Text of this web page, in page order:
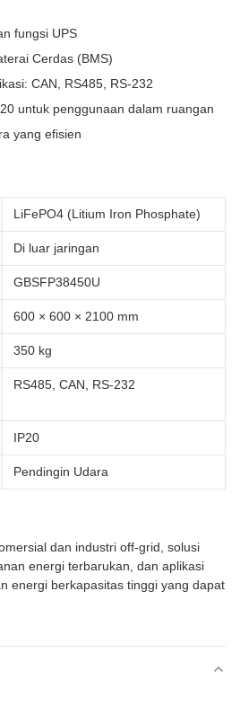
fungsi UPS
Cerdas (BMS)
CAN, RS485, RS-232
untuk penggunaan dalam ruangan
yang efisien
LiFePO4 (Litium Iron Phosphate)
Di luar jaringan
GBSFP38450U
600 × 600 × 2100 mm
350 kg
RS485, CAN, RS-232
IP20
Pendingin Udara
dan industri off-grid, solusi
energi terbarukan, dan aplikasi
energi berkapasitas tinggi yang dapat